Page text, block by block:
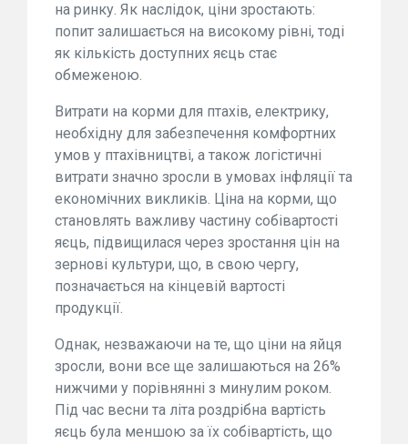
на ринку. Як наслідок, ціни зростають:
попит залишається на високому рівні, тоді
як кількість доступних яєць стає
обмеженою.
Витрати на корми для птахів, електрику,
необхідну для забезпечення комфортних
умов у птахівництві, а також логістичні
витрати значно зросли в умовах інфляції та
економічних викликів. Ціна на корми, що
становлять важливу частину собівартості
яєць, підвищилася через зростання цін на
зернові культури, що, в свою чергу,
позначається на кінцевій вартості
продукції.
Однак, незважаючи на те, що ціни на яйця
зросли, вони все ще залишаються на 26%
нижчими у порівнянні з минулим роком.
Під час весни та літа роздрібна вартість
яєць була меншою за їх собівартість, що